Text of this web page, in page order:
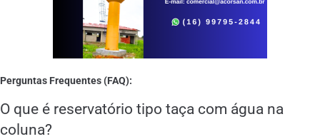
Perguntas Frequentes (FAQ):
O que é reservatório tipo taça com água na
coluna?